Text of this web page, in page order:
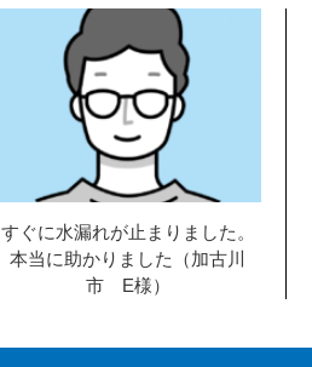
すぐに水漏れが止まりました。
本当に助かりました（加古川
市 E様）